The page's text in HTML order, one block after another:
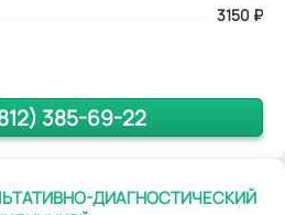
3150 ₽
385-69-22
ДИАГНОСТИЧЕСКИЙ